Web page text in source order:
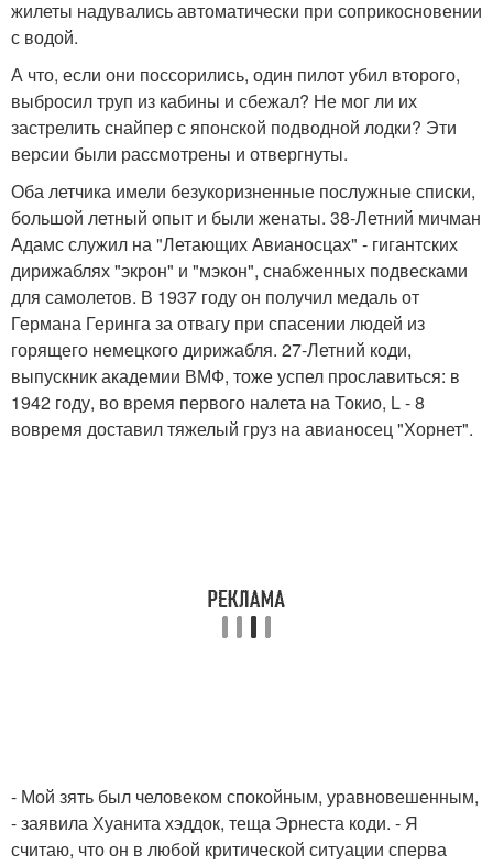
жилеты надувались автоматически при соприкосновении
с водой.
А что, если они поссорились, один пилот убил второго,
выбросил труп из кабины и сбежал? Не мог ли их
застрелить снайпер с японской подводной лодки? Эти
версии были рассмотрены и отвергнуты.
Оба летчика имели безукоризненные послужные списки,
большой летный опыт и были женаты. 38-Летний мичман
Адамс служил на "Летающих Авианосцах" - гигантских
дирижаблях "экрон" и "мэкон", снабженных подвесками
для самолетов. В 1937 году он получил медаль от
Германа Геринга за отвагу при спасении людей из
горящего немецкого дирижабля. 27-Летний коди,
выпускник академии ВМФ, тоже успел прославиться: в
1942 году, во время первого налета на Токио, L - 8
вовремя доставил тяжелый груз на авианосец "Хорнет".
- Мой зять был человеком спокойным, уравновешенным,
- заявила Хуанита хэддок, теща Эрнеста коди. - Я
считаю, что он в любой критической ситуации сперва